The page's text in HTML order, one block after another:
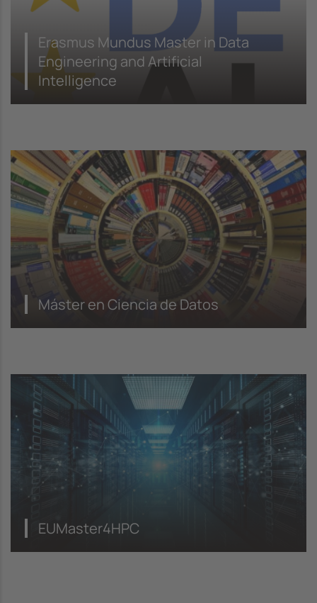
Erasmus Mundus Master in Data
Engineering and Artificial
Intelligence
Máster en Ciencia de Datos
EUMaster4HPC